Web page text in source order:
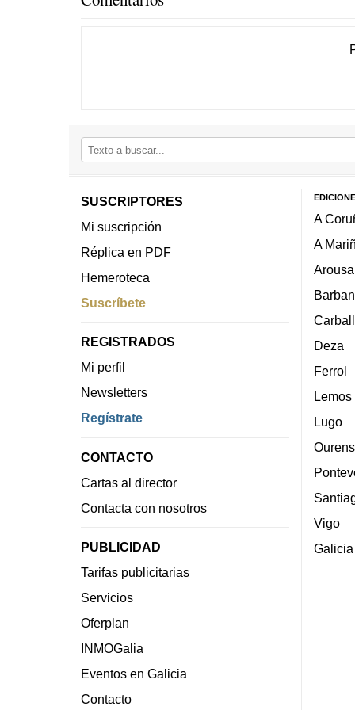
SUSCRIPTORES
Mi suscripción
Réplica en PDF
Hemeroteca
Suscríbete
REGISTRADOS
Mi perfil
Newsletters
Regístrate
CONTACTO
Cartas al director
Contacta con nosotros
PUBLICIDAD
Tarifas publicitarias
Servicios
Oferplan
INMOGalia
Eventos en Galicia
Contacto
A
A
Arousa
Deza
Ferrol
Lemos
Lugo
Vigo